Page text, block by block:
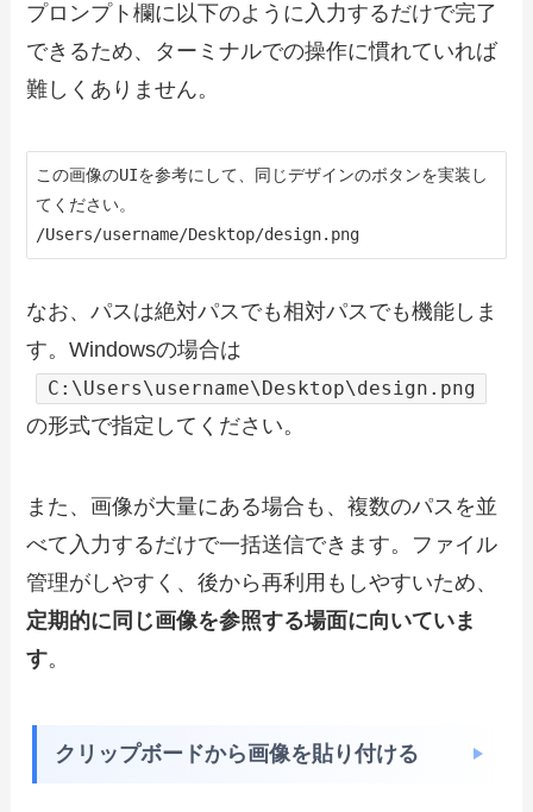
プロンプト欄に以下のように入力するだけで完了
できるため、ターミナルでの操作に慣れていれば
難しくありません。
この画像のUIを参考にして、同じデザインのボタンを実装し
てください。
/Users/username/Desktop/design.png
なお、パスは絶対パスでも相対パスでも機能しま
す。Windowsの場合は
C:\Users\username\Desktop\design.png
の形式で指定してください。
また、画像が大量にある場合も、複数のパスを並
べて入力するだけで一括送信できます。ファイル
管理がしやすく、後から再利用もしやすいため、
定期的に同じ画像を参照する場面に向いていま
す。
クリップボードから画像を貼り付ける